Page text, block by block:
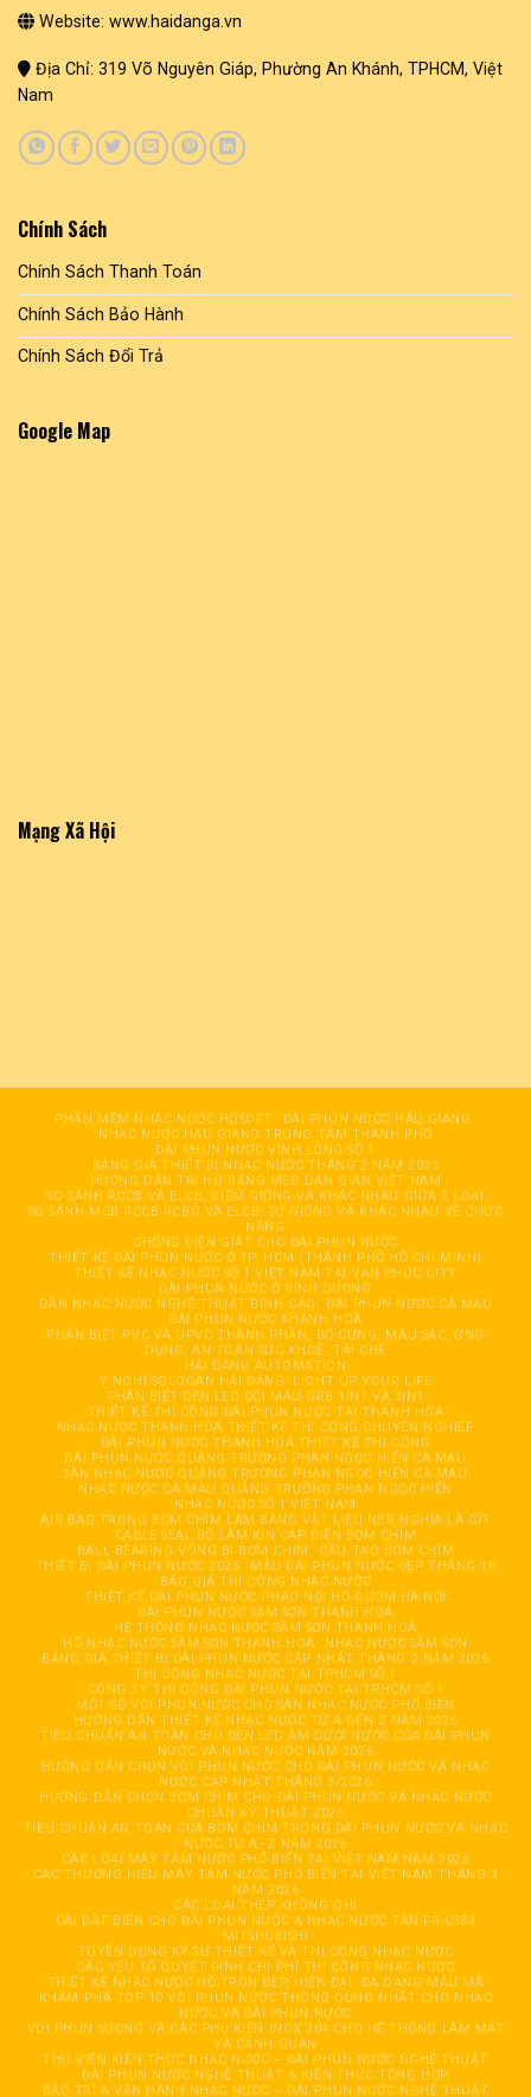
Website: www.haidanga.vn
Địa Chỉ: 319 Võ Nguyên Giáp, Phường An Khánh, TPHCM, Việt
Nam
Chính Sách
Chính Sách Thanh Toán
Chính Sách Bảo Hành
Chính Sách Đổi Trả
Google Map
Mạng Xã Hội
PHẦN MỀM NHẠC NƯỚC HDSOFT
ĐÀI PHUN NƯỚC HÂỤ GIANG
NHẠC NƯỚC HẬU GIANG TRUNG TÂM THÀNH PHỐ
ĐÀI PHUN NƯỚC VĨNH LONG SỐ 1
BẢNG GIÁ THIẾT BỊ NHẠC NƯỚC THÁNG 2 NĂM 2025
HƯỚNG DẪN TRỊ HO BẰNG MẸO DÂN GIAN VIỆT NAM
SO SÁNH RCCB VÀ ELCB, ĐIỂM GIỐNG VÀ KHÁC NHAU GIỮA 2 LOẠI
SO SÁNH MCB RCCB RCBO VÀ ELCB: SỰ GIỐNG VÀ KHÁC NHAU VỀ CHỨC
NĂNG
CHỐNG ĐIỆN GIẬT CHO ĐÀI PHUN NƯỚC
THIẾT KẾ ĐÀI PHUN NƯỚC Ở TP. HCM (THÀNH PHỐ HỒ CHÍ MINH)
THIẾT KẾ NHẠC NƯỚC SỐ 1 VIỆT NAM TẠI VẠN PHÚC CITY
ĐÀI PHUN NƯỚC Ở BÌNH DƯƠNG
DÀN NHẠC NƯỚC NGHỆ THUẬT ĐỈNH CAO
ĐÀI PHUN NƯỚC CÀ MAU
ĐÀI PHUN NƯỚC KHÁNH HOÀ
PHÂN BIỆT PVC VÀ UPVC THÀNH PHẦN, ĐỘ CỨNG, MÀU SẮC, ỨNG
DỤNG, AN TOÀN SỨC KHOẺ, TÁI CHẾ
HẢI ĐĂNG AUTOMATION
Ý NGHĨ SOLOGAN HẢI ĐĂNG: LIGHT UP YOUR LIFE
PHÂN BIỆT ĐÈN LED ĐỔI MÀU GRB 1IN1 VÀ 3IN1
THIẾT KẾ THI CÔNG ĐÀI PHUN NƯỚC TẠI THANH HOÁ
NHẠC NƯỚC THANH HOÁ THIẾT KẾ THI CÔNG CHUYÊN NGHIỆP
ĐÀI PHUN NƯỚC THANH HOÁ THIẾT KẾ THI CÔNG
ĐÀI PHUN NƯỚC QUẢNG TRƯỜNG PHAN NGỌC HIỂN CÀ MAU
SÀN NHẠC NƯỚC QUẢNG TRƯỜNG PHAN NGỌC HIỂN CÀ MAU
NHẠC NƯỚC CÀ MAU QUẢNG TRƯỜNG PHAN NGỌC HIỂN
NHẠC NƯỚC SỐ 1 VIỆT NAM
AIR BAG TRONG BƠM CHÌM LÀM BẰNG VẬT LIỆU NBR NGHĨA LÀ GÌ?
CABLE SEAL BỘ LÀM KÍN CÁP ĐIỆN BƠM CHÌM
BALL BEARING VÒNG BI BƠM CHÌM
CẦU TẠO BƠM CHÌM
THIẾT BỊ ĐÀI PHUN NƯỚC 2025
MẪU ĐÀI PHUN NƯỚC ĐẸP THÁNG 10
BÁO GIÁ THI CÔNG NHẠC NƯỚC
THIẾT KẾ ĐÀI PHUN NƯỚC PHAO NỔI HỒ GƯƠM HÀ NỘI
ĐÀI PHUN NƯỚC SẦM SƠN THANH HOÁ
HỆ THỐNG NHẠC NƯỚC SẦM SƠN THANH HOÁ
HỒ NHẠC NƯỚC SẦM SƠN THANH HOÁ
NHẠC NƯỚC SẦM SƠN
BẢNG GIÁ THIẾT BỊ ĐÀI PHUN NƯỚC CẬP NHẬT THÁNG 2 NĂM 2026
THI CÔNG NHẠC NƯỚC TẠI TPHCM SỐ 1
CÔNG TY THI CÔNG ĐÀI PHUN NƯỚC TẠI TPHCM SỐ 1
MỘT SỐ VÒI PHUN NƯỚC CHO SÀN NHẠC NƯỚC PHỔ BIẾN
HƯỚNG DẪN THIẾT KẾ NHẠC NƯỚC TỪ A ĐẾN Z NĂM 2026
TIÊU CHUẨN AN TOÀN CHO ĐÈN LED ÂM DƯỚI NƯỚC CỦA ĐÀI PHUN
NƯỚC VÀ NHẠC NƯỚC NĂM 2026
HƯỚNG DẪN CHỌN VÒI PHUN NƯỚC CHO ĐÀI PHUN NƯỚC VÀ NHẠC
NƯỚC CẬP NHẬT THÁNG 3/2026
HƯỚNG DẪN CHỌN BƠM CHÌM CHO ĐÀI PHUN NƯỚC VÀ NHẠC NƯỚC
CHUẨN KỸ THUẬT 2026
TIÊU CHUẨN AN TOÀN CỦA BƠM CHÌM TRONG ĐÀI PHUN NƯỚC VÀ NHẠC
NƯỚC TỪ A–Z NĂM 2026
CÁC LOẠI MÁY TĂM NƯỚC PHỔ BIẾN TẠI VIỆT NAM NĂM 2026
CÁC THƯƠNG HIỆU MÁY TĂM NƯỚC PHỔ BIẾN TẠI VIỆT NAM THÁNG 3
NĂM 2026
CÁC LOẠI THÉP KHÔNG GHỈ
CÀI ĐẶT BIẾN CHO ĐÀI PHUN NƯỚC & NHẠC NƯỚC TẦN FR-CS84
MITSHUBISHI
TUYỂN DỤNG KỸ SƯ THIẾT KẾ VÀ THI CÔNG NHẠC NƯỚC
CÁC YẾU TỐ QUYẾT ĐỊNH CHI PHÍ THI CÔNG NHẠC NƯỚC
THIẾT KẾ NHẠC NƯỚC HỒ TRÒN ĐẸP, HIỆN ĐẠI, ĐA DẠNG MẪU MÃ
KHÁM PHÁ TOP 10 VÒI PHUN NƯỚC THÔNG DỤNG NHẤT CHO NHẠC
NƯỚC VÀ ĐÀI PHUN NƯỚC
VÒI PHUN SƯƠNG VÀ CÁC PHỤ KIỆN INOX 304 CHO HỆ THỐNG LÀM MÁT
VÀ CẢNH QUAN
THƯ VIỆN KIẾN THỨC NHẠC NƯỚC – ĐÀI PHUN NƯỚC NGHỆ THUẬT
ĐÀI PHUN NƯỚC NGHỆ THUẬT & KIẾN THỨC TỔNG HỢP
BẢO TRÌ & VẬN HÀNH NHẠC NƯỚC – ĐÀI PHUN NƯỚC NGHỆ THUẬT